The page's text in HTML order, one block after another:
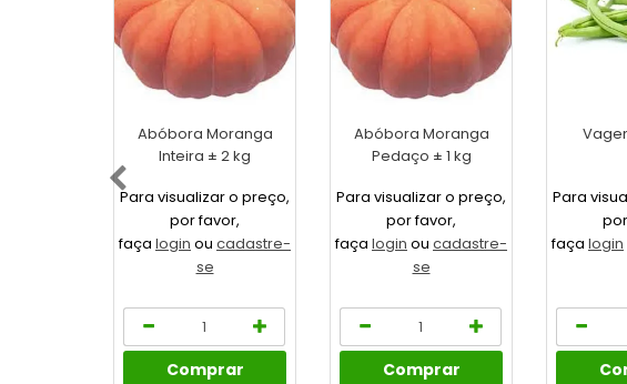
Abóbora Moranga
Inteira ± 2 kg
Para visualizar o preço,
por favor,
faça login ou cadastre-
se
Comprar
Abóbora Moranga
Pedaço ± 1 kg
Para visualizar o preço,
por favor,
faça login ou cadastre-
se
Comprar
Para
faça login